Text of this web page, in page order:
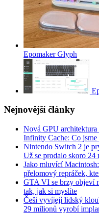
Epomaker Glyph
Nejnovější články
Nová GPU
Infinity Cache: Co
Nintendo Switch 2 je
Už se prodalo skoro 24
Jako mluvící
přelomový repráček,
GTA VI se brzy objeví
tak, jak si myslíte
Češi vyvíjejí lidský
29 milionů vyrobí